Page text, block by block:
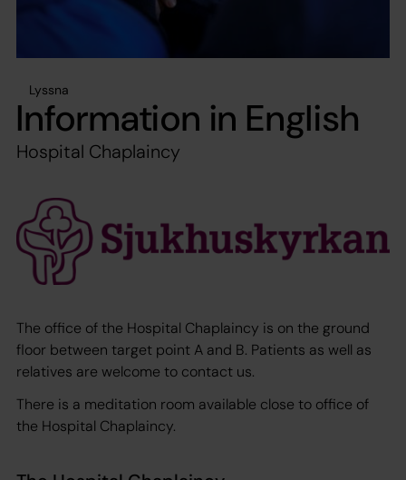
Lyssna
Information in English
Hospital Chaplaincy
The office of the Hospital Chaplaincy is on the ground
floor between target point A and B. Patients as well as
relatives are welcome to contact us.
There is a meditation room available close to office of
the Hospital Chaplaincy.